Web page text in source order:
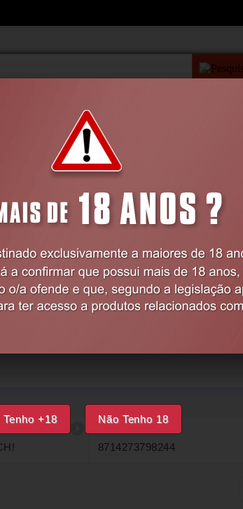
Tenho +18 Não Tenho 18
LINGERIE
BDSM Mascaras e Vendas
PARA OS OLHOS OUCH!
EX10324
8714273798244